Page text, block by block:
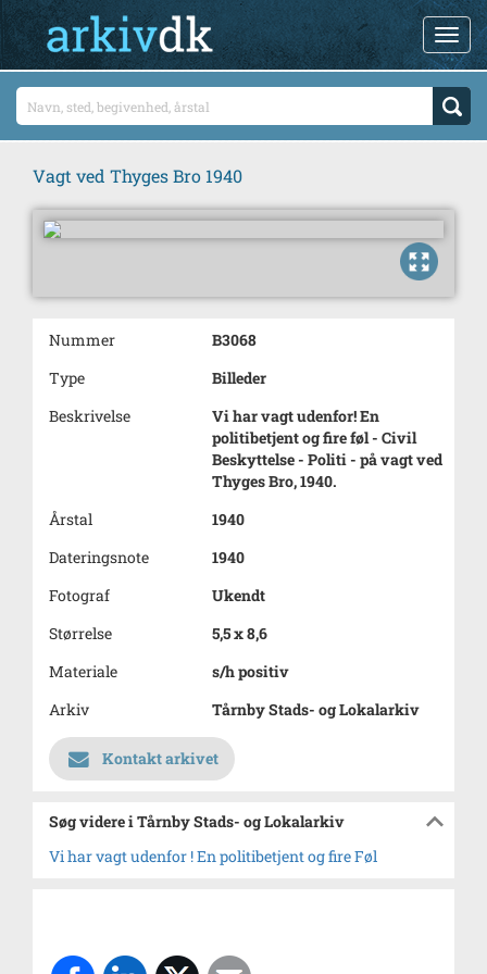
Vagt ved Thyges Bro 1940
Nummer
B3068
Type
Billeder
Beskrivelse
Vi har vagt udenfor! En
politibetjent og fire føl - Civil
Beskyttelse - Politi - på vagt ved
Thyges Bro, 1940.
Årstal
1940
Dateringsnote
1940
Fotograf
Ukendt
Størrelse
5,5 x 8,6
Materiale
s/h positiv
Arkiv
Tårnby Stads- og Lokalarkiv
Kontakt arkivet
Søg videre i Tårnby Stads- og Lokalarkiv
Vi har vagt udenfor ! En politibetjent og fire Føl